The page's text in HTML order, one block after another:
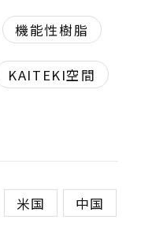
機能性樹脂
KAITEKI空間
米国 中国